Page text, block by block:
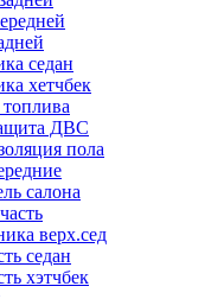
седан
хетчбек
ДВС
пола
салона
верх.сед
седан
хэтчбек